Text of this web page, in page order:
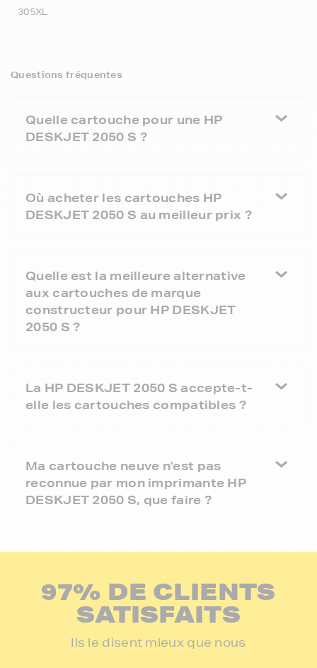
305XL
Questions fréquentes
Quelle cartouche pour une HP
DESKJET 2050 S ?
Où acheter les cartouches HP
DESKJET 2050 S au meilleur prix ?
Quelle est la meilleure alternative
aux cartouches de marque
constructeur pour HP DESKJET
2050 S ?
La HP DESKJET 2050 S accepte-t-
elle les cartouches compatibles ?
Ma cartouche neuve n'est pas
reconnue par mon imprimante HP
DESKJET 2050 S, que faire ?
97% DE CLIENTS
SATISFAITS
Ils le disent mieux que nous